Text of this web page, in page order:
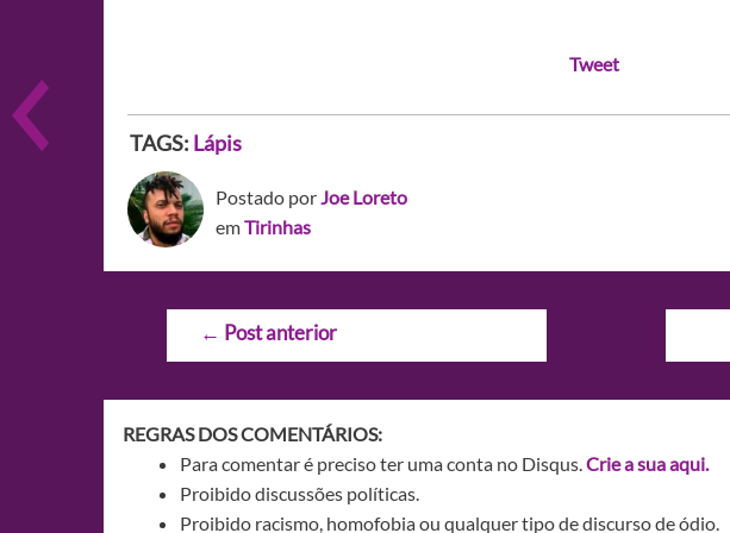
Tweet
TAGS: Lápis
Postado porJoe Loreto
emTirinhas
Navegação
← Post anterior
REGRAS DOS COMENTÁRIOS:
Para comentar é preciso ter uma conta no Disqus.Crie a sua aqui.
Proibido discussões políticas.
Proibido racismo, homofobia ou qualquer tipo de discurso de ódio.